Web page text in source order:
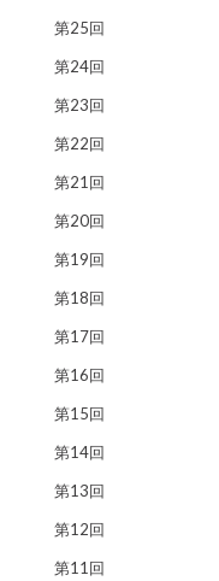
第25回
第24回
第23回
第22回
第21回
第20回
第19回
第18回
第17回
第16回
第15回
第14回
第13回
第12回
第11回